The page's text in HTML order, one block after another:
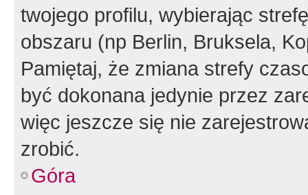
twojego profilu, wybierając
obszaru (np Berlin, Bruksela,
Pamiętaj, że zmiana strefy
być dokonana jedynie przez
więc jeszcze się nie
zrobić.
Góra